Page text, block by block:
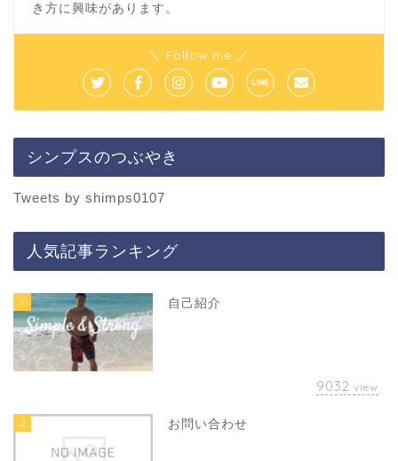
き方に興味があります。
＼ Follow me ／
シンプスのつぶやき
Tweets by shimps0107
人気記事ランキング
1 自己紹介
9032 view
2 お問い合わせ